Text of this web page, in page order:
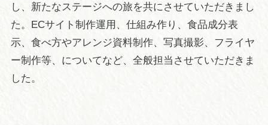
し、新たなステージへの旅を共にさせていただきまし
た。ECサイト制作運用、仕組み作り、食品成分表
示、食べ方やアレンジ資料制作、写真撮影、フライヤ
ー制作等、についてなど、全般担当させていただきま
した。